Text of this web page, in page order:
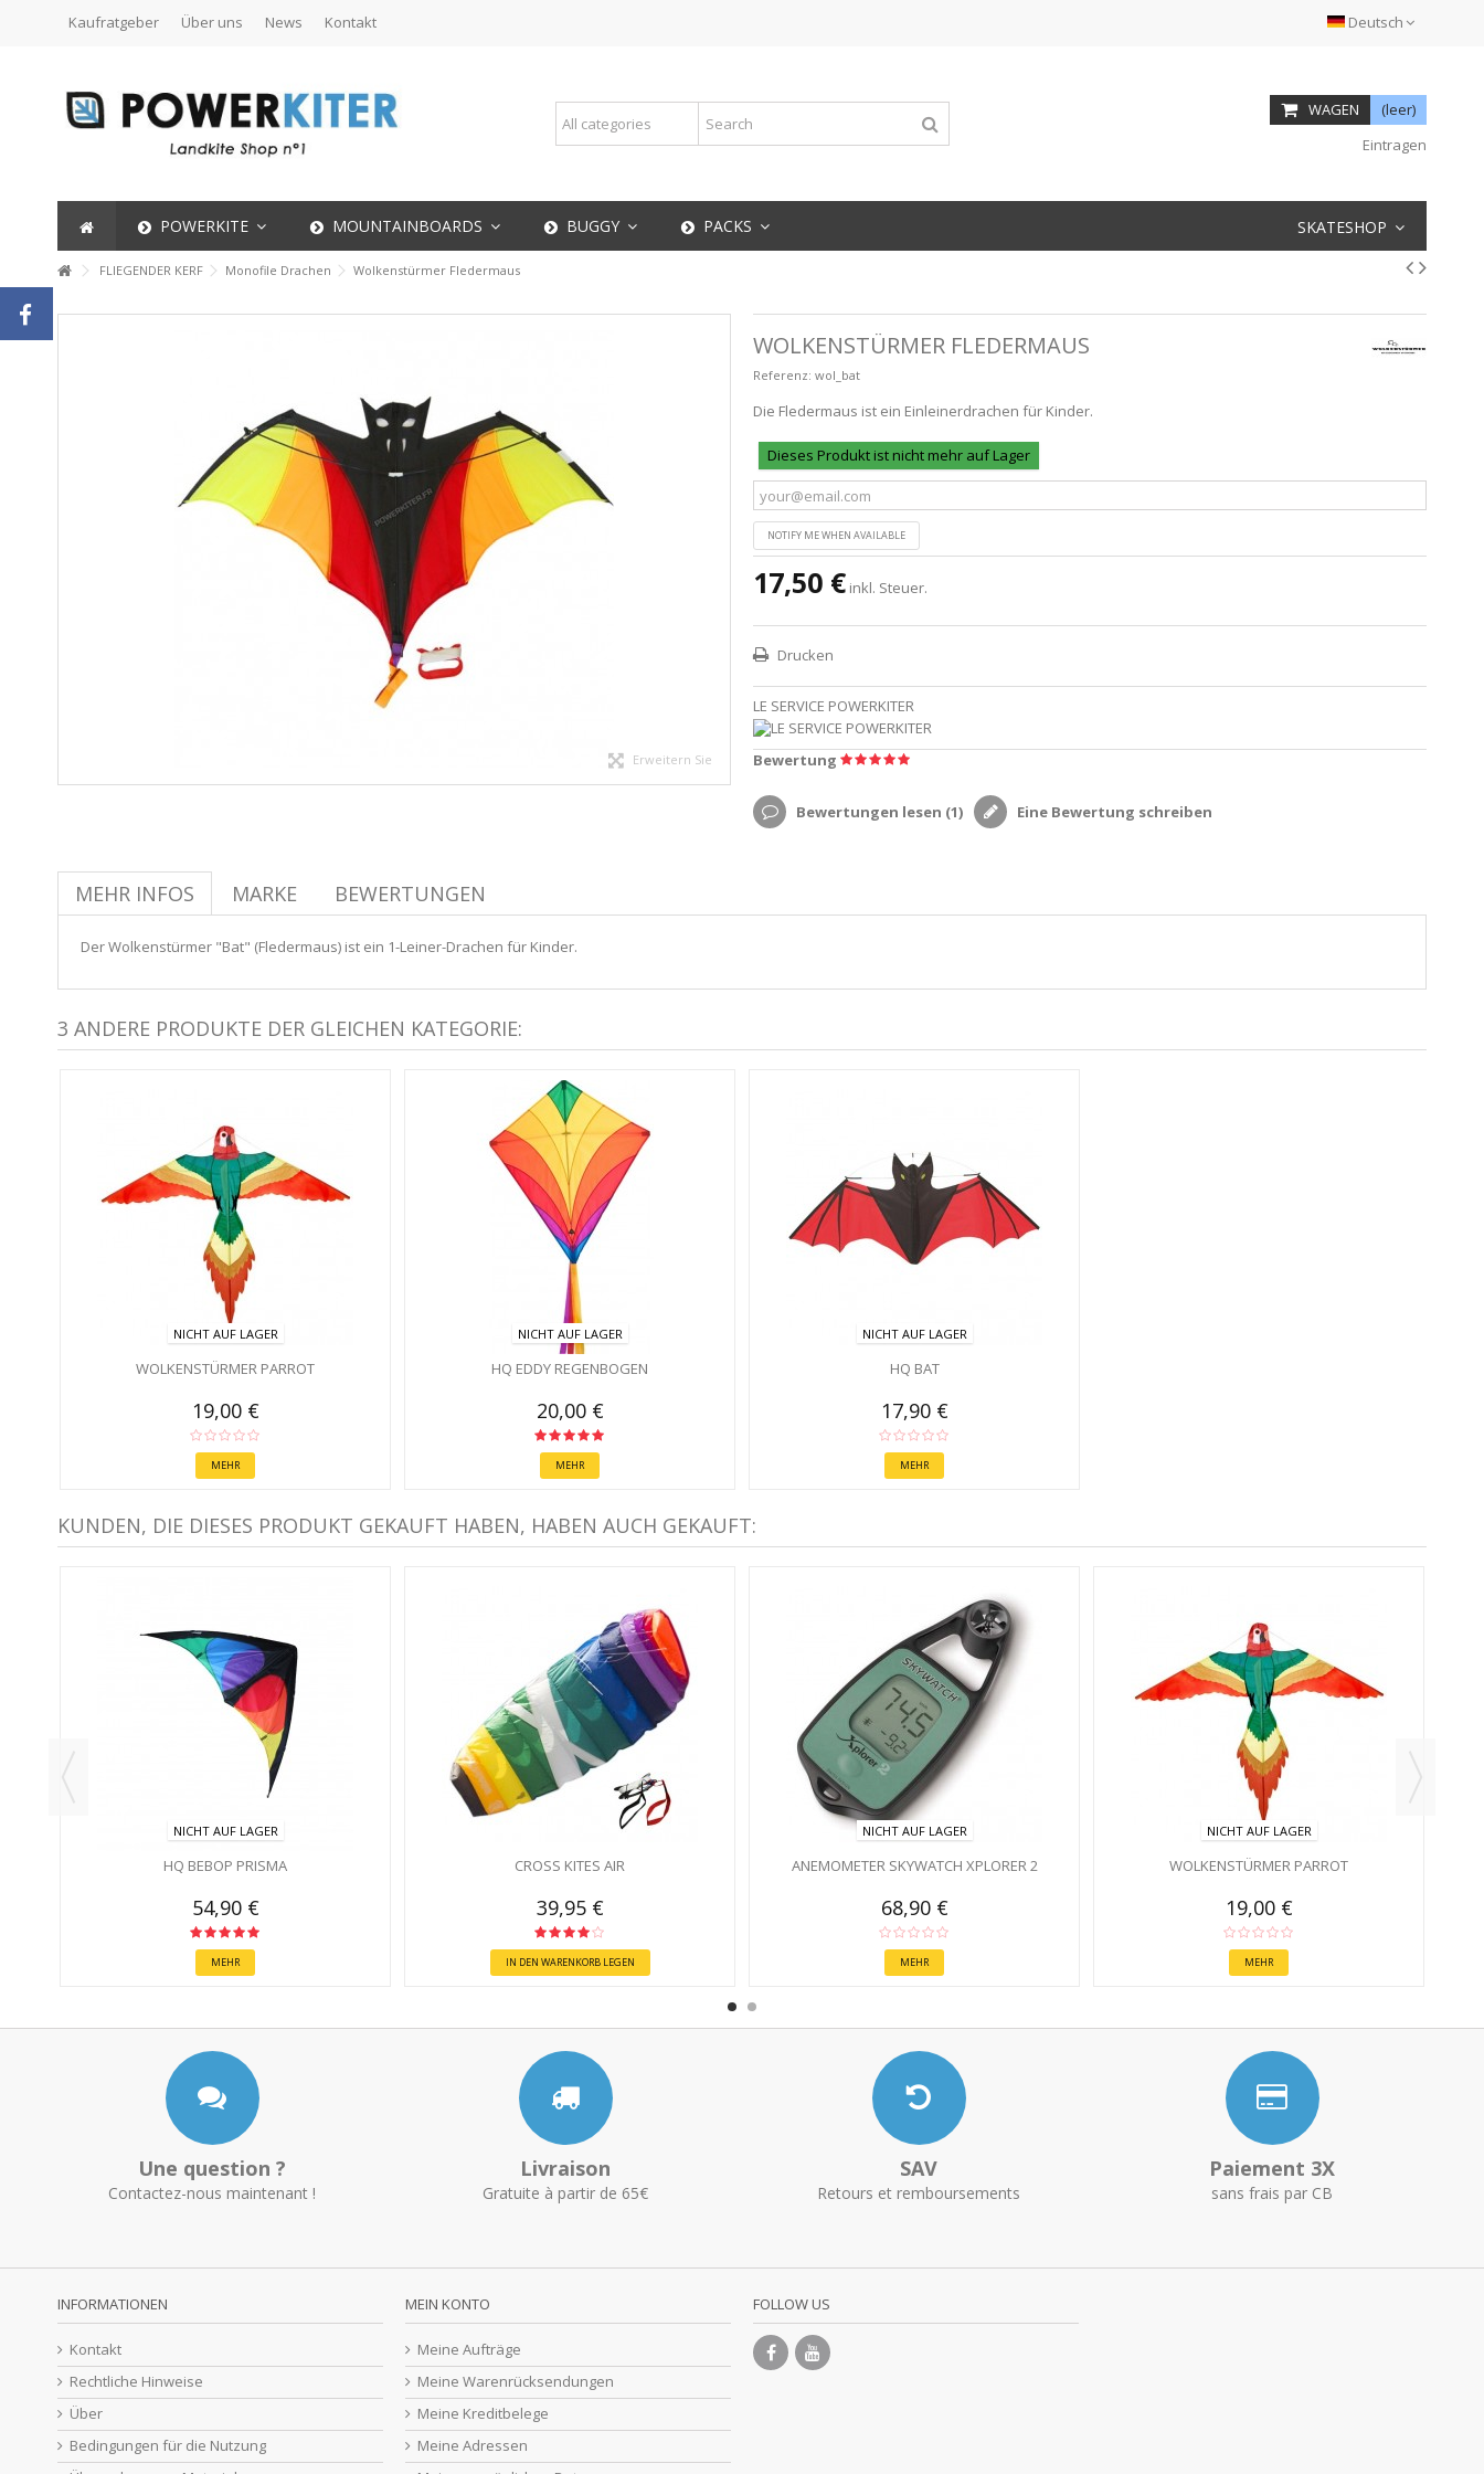
Deutsch
Kaufratgeber Über uns News Kontakt
WAGEN
(leer)
Eintragen
POWERKITE MOUNTAINBOARDS BUGGY PACKS SKATESHOP
FLIEGENDER KERF Monofile Drachen Wolkenstürmer Fledermaus
Erweitern Sie
WOLKENSTÜRMER FLEDERMAUS
Referenz: wol_bat
Die Fledermaus ist ein Einleinerdrachen für Kinder.
Dieses Produkt ist nicht mehr auf Lager
NOTIFY ME WHEN AVAILABLE
17,50 € inkl. Steuer.
Drucken
LE SERVICE POWERKITER
Bewertung
Bewertungen lesen (1) Eine Bewertung schreiben
MEHR INFOS MARKE BEWERTUNGEN
Der Wolkenstürmer "Bat" (Fledermaus) ist ein 1-Leiner-Drachen für Kinder.
3 ANDERE PRODUKTE DER GLEICHEN KATEGORIE:
NICHT AUF LAGER
WOLKENSTÜRMER PARROT
19,00 €
MEHR
NICHT AUF LAGER
HQ EDDY REGENBOGEN
20,00 €
MEHR
NICHT AUF LAGER
HQ BAT
17,90 €
MEHR
KUNDEN, DIE DIESES PRODUKT GEKAUFT HABEN, HABEN AUCH GEKAUFT:
NICHT AUF LAGER
HQ BEBOP PRISMA
54,90 €
MEHR
CROSS KITES AIR
39,95 €
IN DEN WARENKORB LEGEN
NICHT AUF LAGER
ANEMOMETER SKYWATCH XPLORER 2
68,90 €
MEHR
NICHT AUF LAGER
WOLKENSTÜRMER PARROT
19,00 €
MEHR
Une question ?
Contactez-nous maintenant !
Livraison
Gratuite à partir de 65€
SAV
Retours et remboursements
Paiement 3X
sans frais par CB
INFORMATIONEN
Kontakt
Rechtliche Hinweise
Über
Bedingungen für die Nutzung
MEIN KONTO
Meine Aufträge
Meine Warenrücksendungen
Meine Kreditbelege
Meine Adressen
FOLLOW US